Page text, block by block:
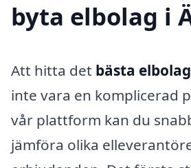
byta elbolag i
Att hitta det bästa
inte vara en komplicerad
vår plattform kan du
jämföra olika